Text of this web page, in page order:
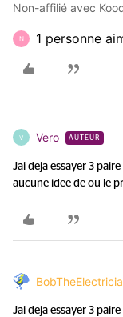
Non-affilié avec
N 1 personne
V Vero AUTEUR
Jai deja essayer 3
aucune idee de ou le
Jai deja essayer 3